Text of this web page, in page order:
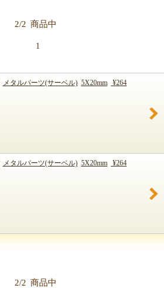
2/2 商品中
1
メタルパーツ(サーベル) 5X20mm ¥264
メタルパーツ(サーベル) 5X20mm ¥264
2/2 商品中